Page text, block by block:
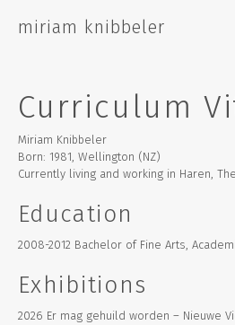
miriam knibbeler
Curriculum
Miriam Knibbeler
Born: 1981, Wellington (NZ)
Currently living and working in Haren,
Education
2008-2012 Bachelor of Fine Arts,
Exhibitions
2026 Er mag gehuild worden – Nieuwe